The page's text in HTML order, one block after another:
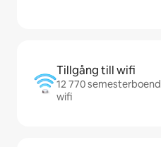
Tillgång till wifi
12 770
wifi